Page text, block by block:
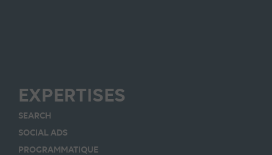
EXPERTISES
SEARCH
SOCIAL ADS
PROGRAMMATIQUE